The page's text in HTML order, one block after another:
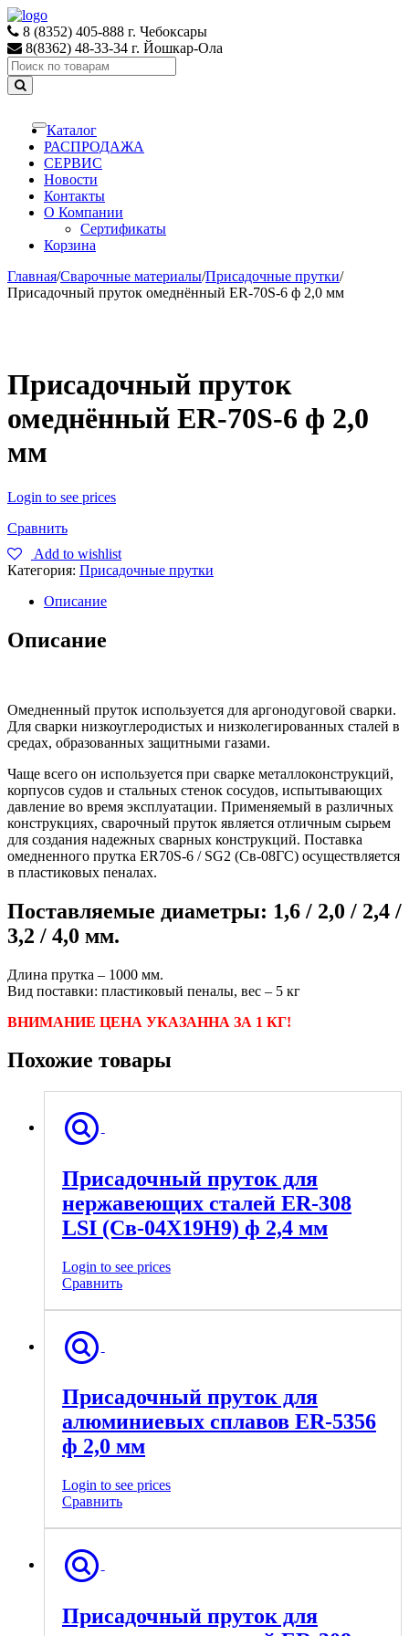
Skip
to
navigation
Skip
to
content
8 (8352) 405-888 г. Чебоксары
8(8362) 48-33-34 г. Йошкар-Ола
Search
for:
Toggle
navigation
Каталог
РАСПРОДАЖА
СЕРВИС
Новости
Контакты
О Компании
Сертификаты
Корзина
Главная/Сварочные материалы/Присадочные прутки/
Присадочный пруток омеднённый ER-70S-6 ф 2,0 мм
Присадочный пруток
омеднённый ER-70S-6 ф 2,0
мм
Login to see prices
Сравнить
Add to wishlist
Категория: Присадочные прутки
Описание
Описание
Омедненный пруток используется для аргонодуговой сварки.
Для сварки низкоуглеродистых и низколегированных сталей в
средах, образованных защитными газами.
Чаще всего он используется при сварке металлоконструкций,
корпусов судов и стальных стенок сосудов, испытывающих
давление во время эксплуатации. Применяемый в различных
конструкциях, сварочный пруток является отличным сырьем
для создания надежных сварных конструкций. Поставка
омедненного прутка ER70S-6 / SG2 (Св-08ГС) осуществляется
в пластиковых пеналах.
Поставляемые диаметры: 1,6 / 2,0 / 2,4 /
3,2 / 4,0 мм.
Длина прутка – 1000 мм.
Вид поставки: пластиковый пеналы, вес – 5 кг
ВНИМАНИЕ ЦЕНА УКАЗАННА ЗА 1 КГ!
Похожие товары
Присадочный пруток для
нержавеющих сталей ER-308
LSI (Св-04Х19Н9) ф 2,4 мм
Login to see prices
Сравнить
Присадочный пруток для
алюминиевых сплавов ER-5356
ф 2,0 мм
Login to see prices
Сравнить
Присадочный пруток для